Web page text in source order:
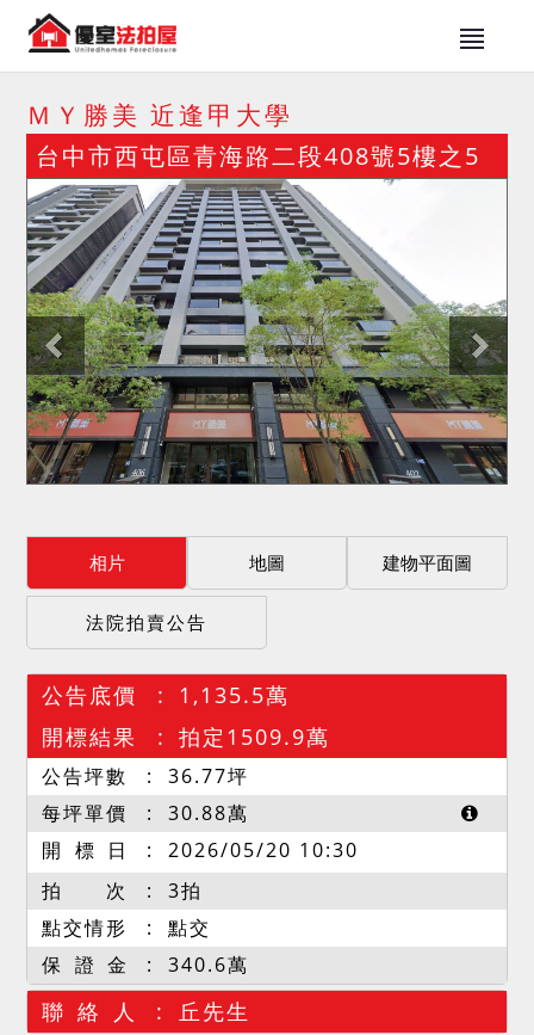
ＭＹ勝美 近逢甲大學
台中市西屯區青海路二段408號5樓之5
相片 地圖 建物平面圖
法院拍賣公告
公告底價
1,135.5萬
開標結果
拍定1509.9萬
公告坪數 36.77坪
每坪單價
30.88萬
開 標 日
2026/05/20 10:30
拍 次
3拍
點交情形
點交
保 證 金
340.6萬
聯 絡 人 丘先生